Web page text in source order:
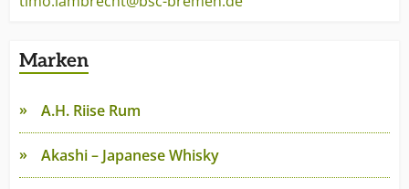
Marken
A.H. Riise Rum
Akashi – Japanese Whisky